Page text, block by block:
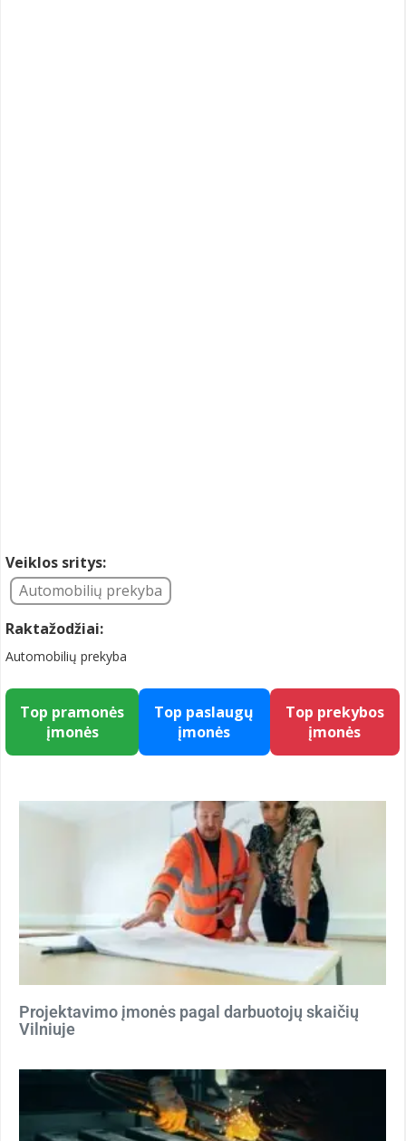
Veiklos sritys:
Automobilių prekyba
Raktažodžiai:
Automobilių prekyba
Top pramonės
įmonės
Top paslaugų
įmonės
Top prekybos
įmonės
Projektavimo įmonės pagal darbuotojų skaičių
Vilniuje